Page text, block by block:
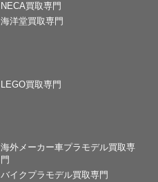
NECA買取専門
海洋堂買取専門
LEGO買取専門
海外メーカー車プラモデル買取専
門
バイクプラモデル買取専門